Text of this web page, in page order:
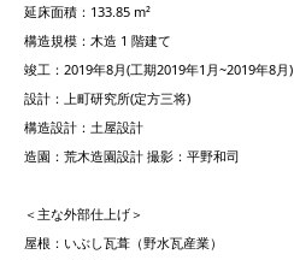
延床⾯積：133.85 m²
構造規模：⽊造 1 階建て
竣⼯：2019年8⽉(⼯期2019年1⽉~2019年8⽉)
設計：上町研究所(定⽅三将)
構造設計：⼟屋設計
造園：荒⽊造園設計 撮影：平野和司
＜主な外部仕上げ＞
屋根：いぶし⽡葺（野⽔⽡産業）